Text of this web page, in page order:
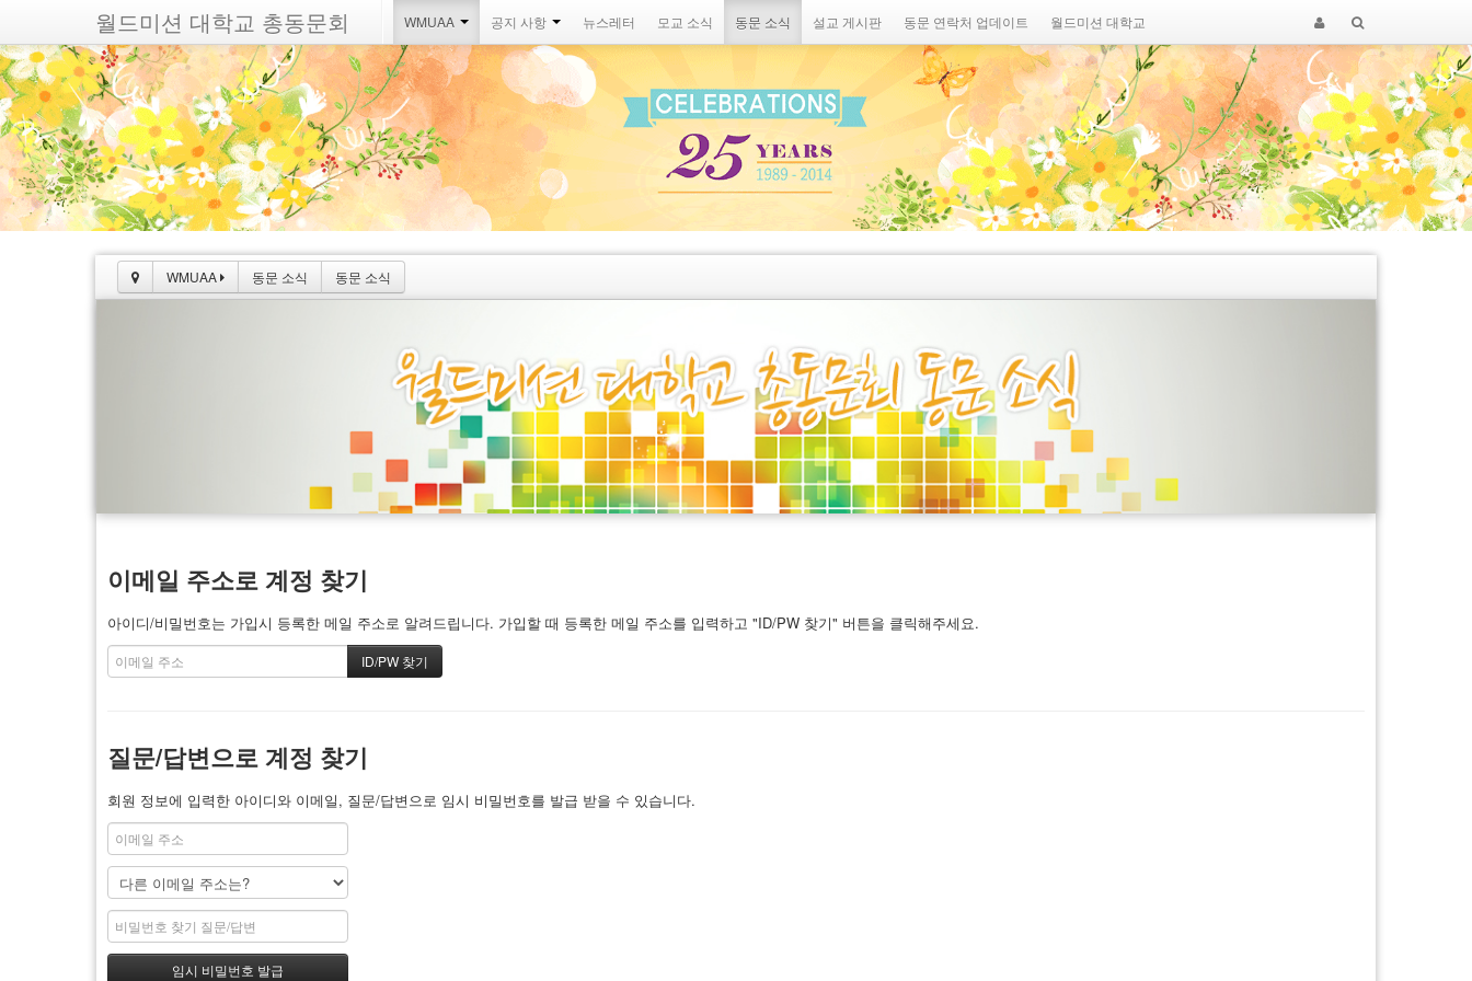
월드미션 대학교 총동문회 WMUAA 공지 사항 뉴스레터 모교 소식 동문 소식 설교 게시판 동문 연락처 업데이트 월드미션 대학교
WMUAA 동문 소식 동문 소식
이메일 주소로 계정 찾기
아이디/비밀번호는 가입시 등록한 메일 주소로 알려드립니다. 가입할 때 등록한 메일 주소를 입력하고 "ID/PW 찾기" 버튼을 클릭해주세요.
질문/답변으로 계정 찾기
회원 정보에 입력한 아이디와 이메일, 질문/답변으로 임시 비밀번호를 발급 받을 수 있습니다.